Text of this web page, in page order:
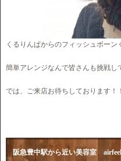
くるりんぱからのフィッシュボーン
簡単アレンジなんで皆さんも挑戦し
では、ご来店お待ちしております！！
阪急豊中駅から近い美容室